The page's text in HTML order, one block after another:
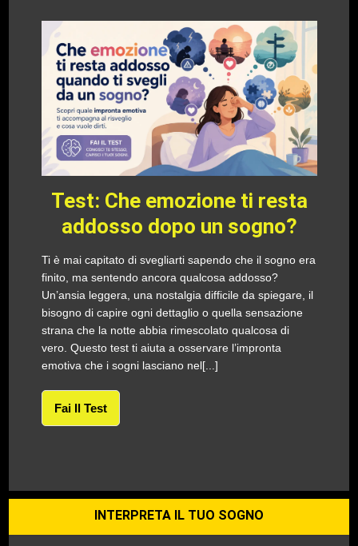
Test: Che emozione ti resta
addosso dopo un sogno?
Ti è mai capitato di svegliarti sapendo che il sogno era
finito, ma sentendo ancora qualcosa addosso?
Un’ansia leggera, una nostalgia difficile da spiegare, il
bisogno di capire ogni dettaglio o quella sensazione
strana che la notte abbia rimescolato qualcosa di
vero. Questo test ti aiuta a osservare l’impronta
emotiva che i sogni lasciano nel[...]
Fai Il Test
INTERPRETA IL TUO SOGNO